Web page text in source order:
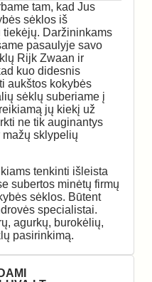
tam, kad Jus
sėklos iš
Daržininkams
pasaulyje savo
Rijk Zwaan ir
kuo didesnis
aukštos kokybės
sėklų suberiame į
jų kiekį už
ne tik auginantys
sklypelių
tenkinti išleista
subertos minėtų firmų
sėklos. Būtent
specialistai.
agurkų, burokėlių,
pasirinkimą.